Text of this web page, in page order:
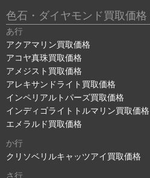
色石・ダイヤモンド買取価格
あ行
アクアマリン買取価格
アコヤ真珠買取価格
アメジスト買取価格
アレキサンドライト買取価格
インペリアルトパーズ買取価格
インディゴライトトルマリン買取価格
エメラルド買取価格
か行
クリソベリルキャッツアイ買取価格
さ行